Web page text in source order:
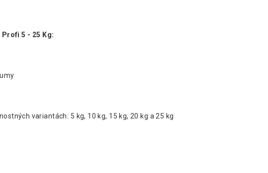
5 - 25 Kg:
variantách: 5 kg, 10 kg, 15 kg, 20 kg a 25 kg